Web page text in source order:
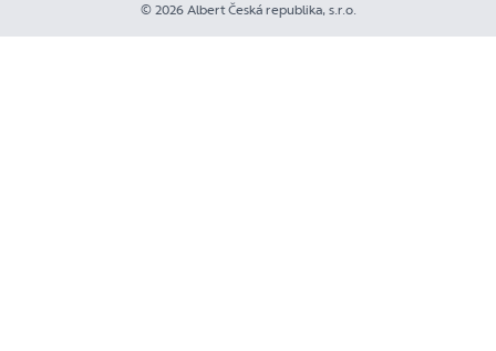
© 2026 Albert Česká republika, s.r.o.